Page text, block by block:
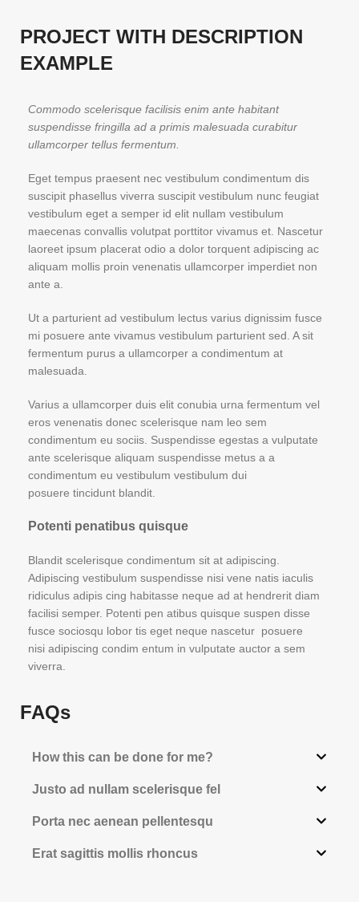
PROJECT WITH DESCRIPTION
EXAMPLE
Commodo scelerisque facilisis enim ante habitant
suspendisse fringilla ad a primis malesuada curabitur
ullamcorper tellus fermentum.
Eget tempus praesent nec vestibulum condimentum dis
suscipit phasellus viverra suscipit vestibulum nunc feugiat
vestibulum eget a semper id elit nullam vestibulum
maecenas convallis volutpat porttitor vivamus et. Nascetur
laoreet ipsum placerat odio a dolor torquent adipiscing ac
aliquam mollis proin venenatis ullamcorper imperdiet non
ante a.
Ut a parturient ad vestibulum lectus varius dignissim fusce
mi posuere ante vivamus vestibulum parturient sed. A sit
fermentum purus a ullamcorper a condimentum at
malesuada.
Varius a ullamcorper duis elit conubia urna fermentum vel
eros venenatis donec scelerisque nam leo sem
condimentum eu sociis. Suspendisse egestas a vulputate
ante scelerisque aliquam suspendisse metus a a
condimentum eu vestibulum vestibulum dui
posuere tincidunt blandit.
Potenti penatibus quisque
Blandit scelerisque condimentum sit at adipiscing.
Adipiscing vestibulum suspendisse nisi vene natis iaculis
ridiculus adipis cing habitasse neque ad at hendrerit diam
facilisi semper. Potenti pen atibus quisque suspen disse
fusce sociosqu lobor tis eget neque nascetur posuere
nisi adipiscing condim entum in vulputate auctor a sem
viverra.
FAQs
How this can be done for me?
Justo ad nullam scelerisque fel
Porta nec aenean pellentesqu
Erat sagittis mollis rhoncus